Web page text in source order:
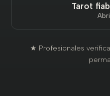
Tarot
★ Profesionales